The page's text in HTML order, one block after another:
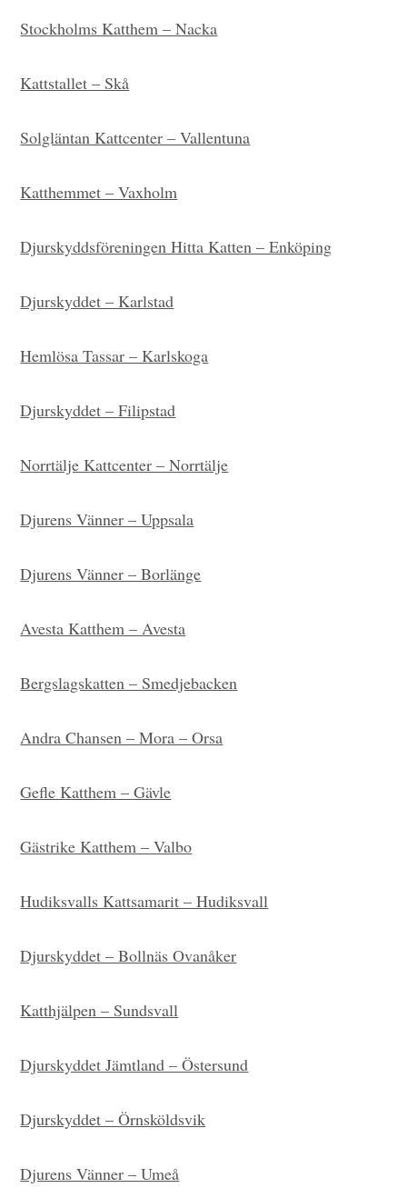
Stockholms Katthem – Nacka
Kattstallet – Skå
Solgläntan Kattcenter – Vallentuna
Katthemmet – Vaxholm
Djurskyddsföreningen Hitta Katten – Enköping
Djurskyddet – Karlstad
Hemlösa Tassar – Karlskoga
Djurskyddet – Filipstad
Norrtälje Kattcenter – Norrtälje
Djurens Vänner – Uppsala
Djurens Vänner – Borlänge
Avesta Katthem – Avesta
Bergslagskatten – Smedjebacken
Andra Chansen – Mora – Orsa
Gefle Katthem – Gävle
Gästrike Katthem – Valbo
Hudiksvalls Kattsamarit – Hudiksvall
Djurskyddet – Bollnäs Ovanåker
Katthjälpen – Sundsvall
Djurskyddet Jämtland – Östersund
Djurskyddet – Örnsköldsvik
Djurens Vänner – Umeå